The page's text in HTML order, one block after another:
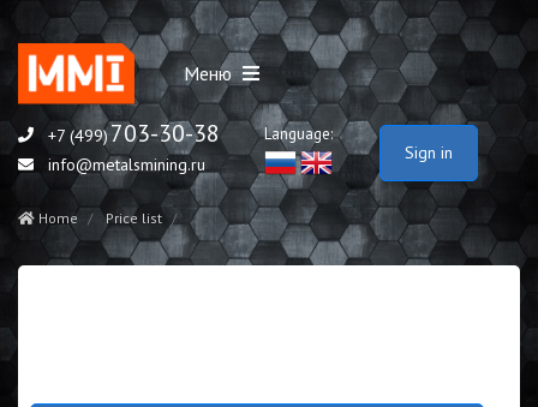
Меню
+7 (499)703-30-38
info@metalsmining.ru
Language:
Sign in
Home Price list